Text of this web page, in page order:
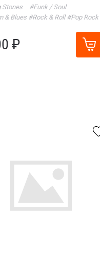
Stones
#Funk / Soul
& Blues #Rock & Roll #Pop Rock
₽